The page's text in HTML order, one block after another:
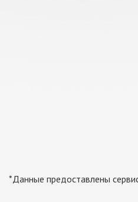
*Данные предоставлены